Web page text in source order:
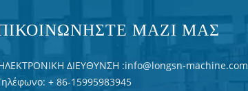
ΜΑΖΙ ΜΑΣ
ΔΙΕΥΘΥΝΣΗ :info@longsn-machine.com
+ 86-15995983945